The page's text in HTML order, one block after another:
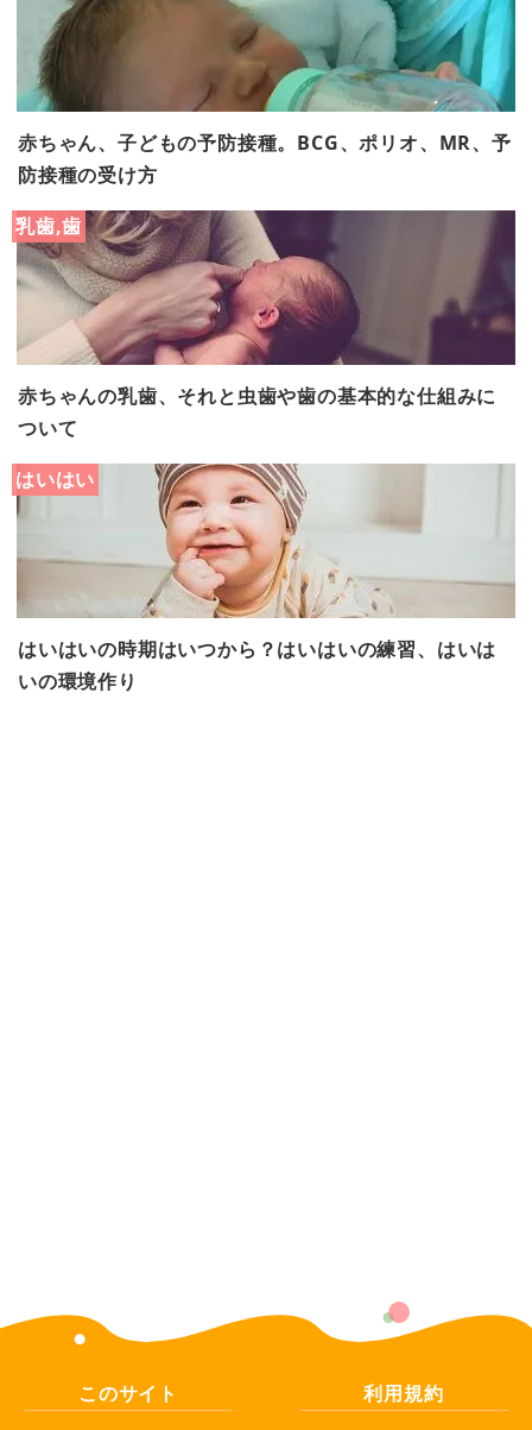
赤ちゃん、子どもの予防接種。BCG、ポリオ、MR、予
防接種の受け方
乳歯,歯
赤ちゃんの乳歯、それと虫歯や歯の基本的な仕組みに
ついて
はいはい
はいはいの時期はいつから？はいはいの練習、はいは
いの環境作り
このサイト 利用規約